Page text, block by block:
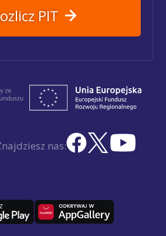
PIT
nas: